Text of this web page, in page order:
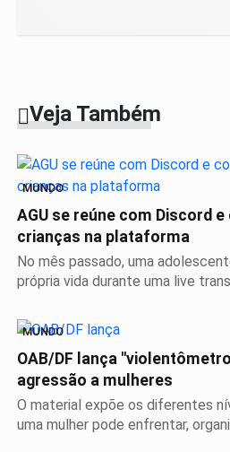
Veja Também
MUNDO
AGU se reúne com Discord
crianças na plataforma
No mês passado, uma
própria vida durante uma live
MUNDO
OAB/DF lança
agressão a mulheres
O material expõe os diferentes
uma mulher pode enfrentar,